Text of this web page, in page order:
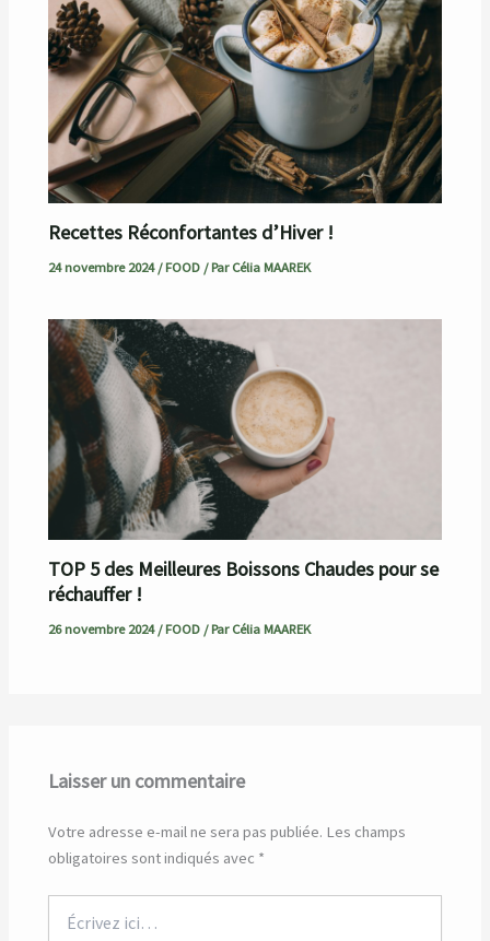
Recettes Réconfortantes d’Hiver !
24 novembre 2024/FOOD / ParCélia MAAREK
TOP 5 des Meilleures Boissons Chaudes pour se
réchauffer !
26 novembre 2024/FOOD / ParCélia MAAREK
Laisser un commentaire
Votre adresse e-mail ne sera pas publiée. Les champs
obligatoires sont indiqués avec *
ici…